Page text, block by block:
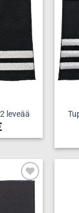
Add to
wishlist
leveää
Add to
wishlist